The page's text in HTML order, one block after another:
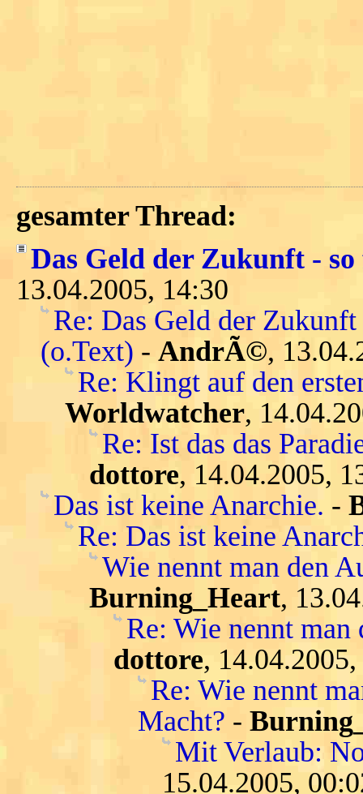
gesamter Thread:
Das Geld der Zukunft -
13.04.2005, 14:30
Re: Das Geld der
(o.Text) - AndrÃ©,
Re: Klingt auf den
Worldwatcher,
Re: Ist das das
dottore, 14.04.2005,
Das ist keine Anarchie. -
Re: Das ist keine
Wie nennt man den
Burning_Heart,
Re: Wie nennt man
dottore,
Re: Wie nennt
Macht? -
Mit Verlaub:
15.04.2005,